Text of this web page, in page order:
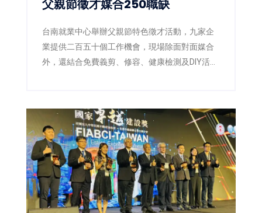
父親節徵才媒合250職缺
台南就業中心舉辦父親節特色徵才活動，九家企
業提供二百五十個工作機會，現場除面對面媒合
外，還結合免費義剪、修容、健康檢測及DIY活